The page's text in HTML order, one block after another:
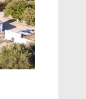
julio
el